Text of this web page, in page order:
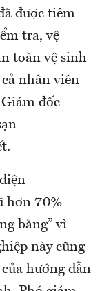
được tiêm
tra, vệ
toàn vệ sinh
nhân viên
đốc
hơn 70%
băng” vì
này cũng
hướng dẫn